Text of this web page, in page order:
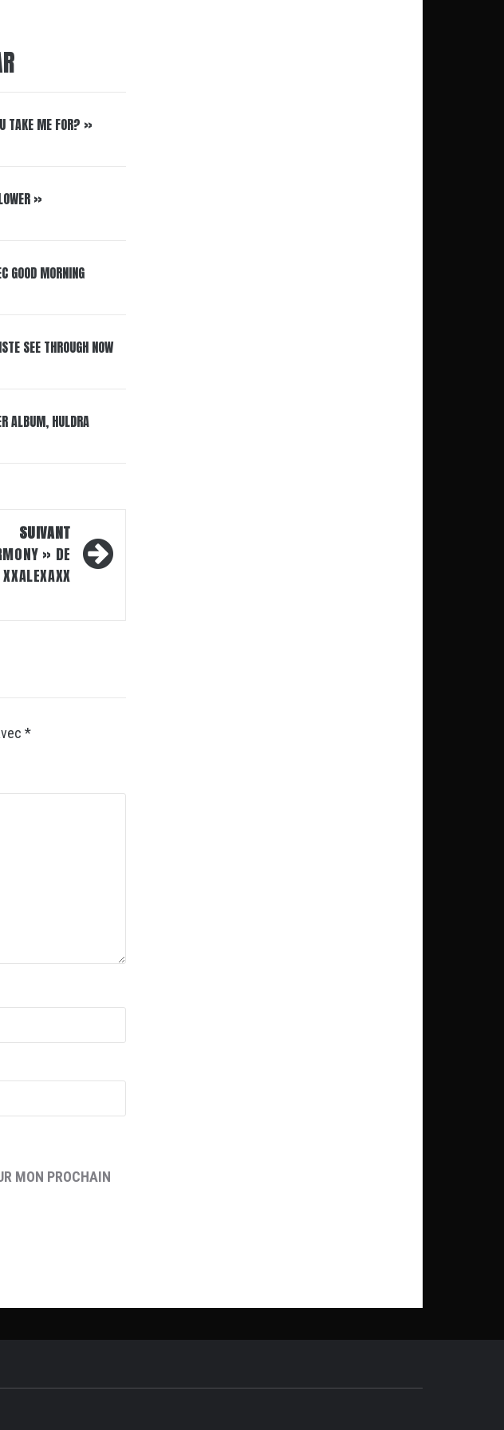
TAKE ME FOR? »
»
GOOD MORNING
SEE THROUGH NOW
ALBUM, HULDRA
SUIVANT
» DE
XXALEXAXX
*
MON PROCHAIN